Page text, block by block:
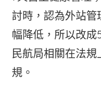
討時，認為外站管
幅降低，所以改
民航局相關在法
規。